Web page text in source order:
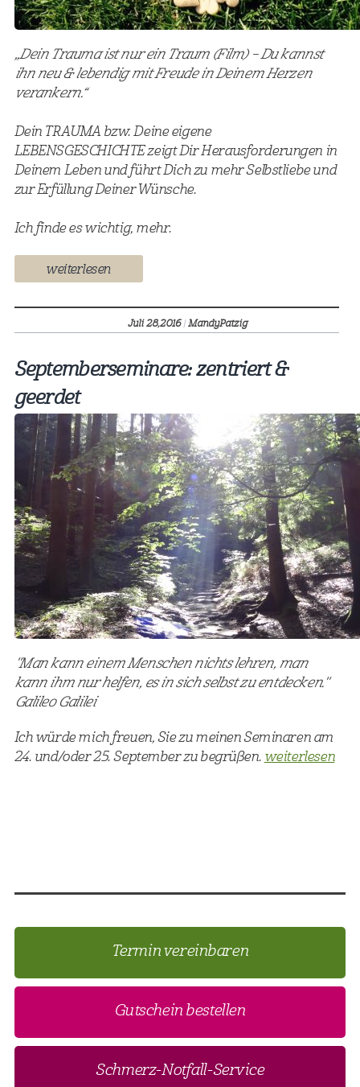
„Dein Trauma ist nur ein Traum (Film) – Du kannst
ihn neu & lebendig mit Freude in Deinem Herzen
verankern.“
Dein TRAUMA bzw. Deine eigene
LEBENSGESCHICHTE zeigt Dir Herausforderungen in
Deinem Leben und führt Dich zu mehr Selbstliebe und
zur Erfüllung Deiner Wünsche.
Ich finde es wichtig, mehr.
weiterlesen
Juli 28,2016|MandyPatzig
Septemberseminare: zentriert &
geerdet
"Man kann einem Menschen nichts lehren, man
kann ihm nur helfen, es in sich selbst zu entdecken."
Galileo Galilei
Ich würde mich freuen, Sie zu meinen Seminaren am
24. und/oder 25. September zu begrüßen. weiterlesen
Termin vereinbaren
Gutschein bestellen
Schmerz-Notfall-Service